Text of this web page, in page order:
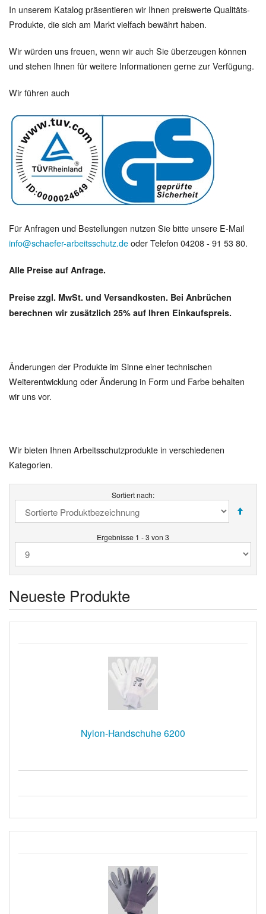
In unserem Katalog präsentieren wir Ihnen preiswerte Qualitäts-
Produkte, die sich am Markt vielfach bewährt haben.
Wir würden uns freuen, wenn wir auch Sie überzeugen können
und stehen Ihnen für weitere Informationen gerne zur Verfügung.
Wir führen auch
Für Anfragen und Bestellungen nutzen Sie bitte unsere E-Mail
info@schaefer-arbeitsschutz.deoder Telefon 04208 - 91 53 80.
Alle Preise auf Anfrage.
Preise zzgl. MwSt. und Versandkosten. Bei Anbrüchen
berechnen wir zusätzlich 25% auf Ihren Einkaufspreis.
Änderungen der Produkte im Sinne einer technischen
Weiterentwicklung oder Änderung in Form und Farbe behalten
wir uns vor.
Wir bieten Ihnen Arbeitsschutzprodukte in verschiedenen
Kategorien.
Sortiert nach:
Ergebnisse 1 - 3 von 3
Neueste Produkte
Nylon-Handschuhe 6200